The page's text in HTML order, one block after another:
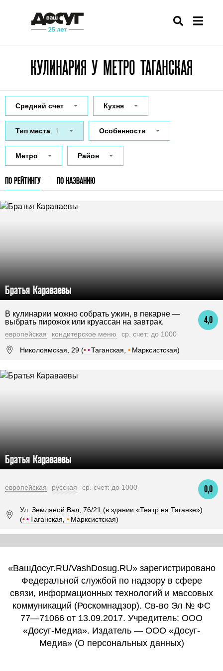
КУЛИНАРИЯ У МЕТРО ТАГАНСКАЯ
Средний счет Кухня
Тип места 1 Особенности
Метро Район
ПО РЕЙТИНГУ ПО НАЗВАНИЮ
Братья Караваевы
4,0
В кулинарии можно собрать ужин, в пекарне —
выбрать пирожок или круассан на завтрак.
европейская кондитерское меню
ср. счет: до 1000
Николоямская, 29 (••Таганская, • Марксистская)
Братья Караваевы
0,0
европейская русская ср. счет: до 1000
Ул. Земляной Вал, 76/21 (в здании «Театр на Таганке»)
(••Таганская, • Марксистская)
«ВашДосуг.RU/VashDosug.RU» зарегистрировано
Федеральной службой по надзору в сфере
связи, информационных технологий и массовых
коммуникаций (Роскомнадзор). Св-во Эл № ФС
77—71066 от 13.09.2017. Учредитель: ООО
«Досуг-Медиа». Издатель — ООО «Досуг-
Медиа» (О персональных данных)